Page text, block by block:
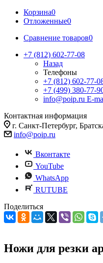
Корзина0
Отложенные0
Сравнение товаров0
+7 (812) 602-77-08
Назад
Телефоны
+7 (812) 602-77-
+7 (499) 380-77-
info@poip.ru E-
Контактная информация
г. Санкт-Петербург,
info@poip.ru
Вконтакте
YouTube
WhatsApp
RUTUBE
Поделиться
Ножи для резки